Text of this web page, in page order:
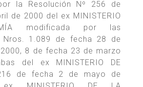
la Resolución Nº 256 de
de 2000 del ex MINISTERIO
modificada por las
Nros. 1.089 de fecha 28 de
8 de fecha 23 de marzo
del ex MINISTERIO DE
216 de fecha 2 de mayo de